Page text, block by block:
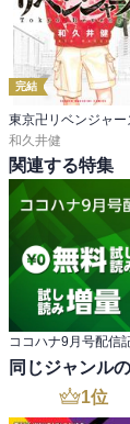
完結
東京卍リベンジャー
和久井健
関連する特集
ココハナ9月号配信
同じジャンル
1位